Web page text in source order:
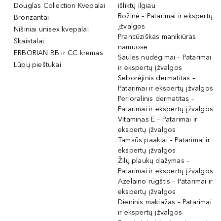
Douglas Collection Kvepalai
Bronzantai
Nišiniai unisex kvepalai
Skaistalai
ERBORIAN BB ir CC kremas
Lūpų pieštukai
išliktų ilgiau
Rožinė – Patarimai ir ekspertų
įžvalgos
Prancūziškas manikiūras
namuose
Saulės nudegimai – Patarimai
ir ekspertų įžvalgos
Seborėjinis dermatitas –
Patarimai ir ekspertų įžvalgos
Perioralinis dermatitas –
Patarimai ir ekspertų įžvalgos
Vitaminas E – Patarimai ir
ekspertų įžvalgos
Tamsūs paakiai – Patarimai ir
ekspertų įžvalgos
Žilų plaukų dažymas –
Patarimai ir ekspertų įžvalgos
Azelaino rūgštis – Patarimai ir
ekspertų įžvalgos
Dieninis makiažas – Patarimai
ir ekspertų įžvalgos